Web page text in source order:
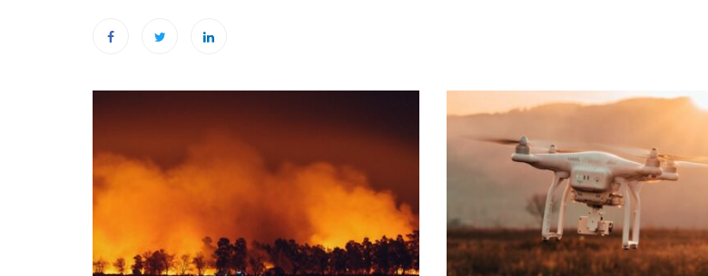
de
l’article